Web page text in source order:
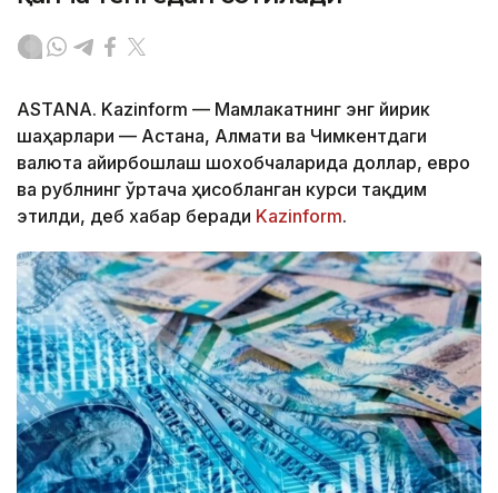
ASTANA. Kazinform — Мамлакатнинг энг йирик
шаҳарлари — Астана, Алмати ва Чимкентдаги
валюта айирбошлаш шохобчаларида доллар, евро
ва рублнинг ўртача ҳисобланган курси тақдим
этилди, деб хабар беради Kazinform.